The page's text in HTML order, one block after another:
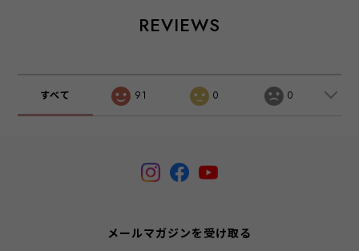
REVIEWS
すべて 91 0 0
メールマガジンを受け取る